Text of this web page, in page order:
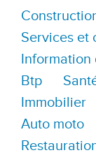
Services et
Information
Btp
Immobilier
Auto moto